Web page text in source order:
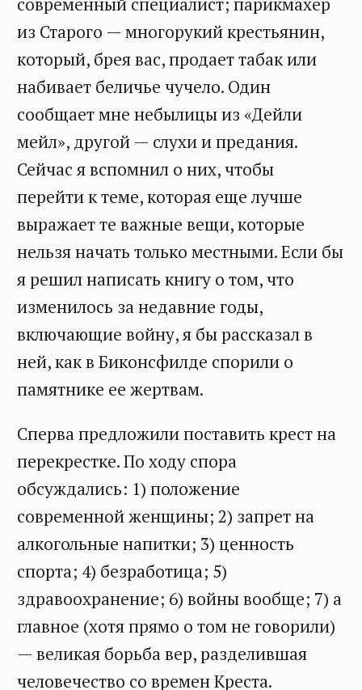
из Старого — многорукий крестьянин,
который, брея вас, продает табак или
набивает беличье чучело. Один
сообщает мне небылицы из «Дейли
мейл», другой — слухи и предания.
Сейчас я вспомнил о них, чтобы
перейти к теме, которая еще лучше
выражает те важные вещи, которые
нельзя начать только местными. Если бы
я решил написать книгу о том, что
изменилось за недавние годы,
включающие войну, я бы рассказал в
ней, как в Биконсфилде спорили о
памятнике ее жертвам.
Сперва предложили поставить крест на
перекрестке. По ходу спора
обсуждались: 1) положение
современной женщины; 2) запрет на
алкогольные напитки; 3) ценность
спорта; 4) безработица; 5)
здравоохранение; 6) войны вообще; 7) а
главное (хотя прямо о том не говорили)
— великая борьба вер, разделившая
человечество со времен Креста.